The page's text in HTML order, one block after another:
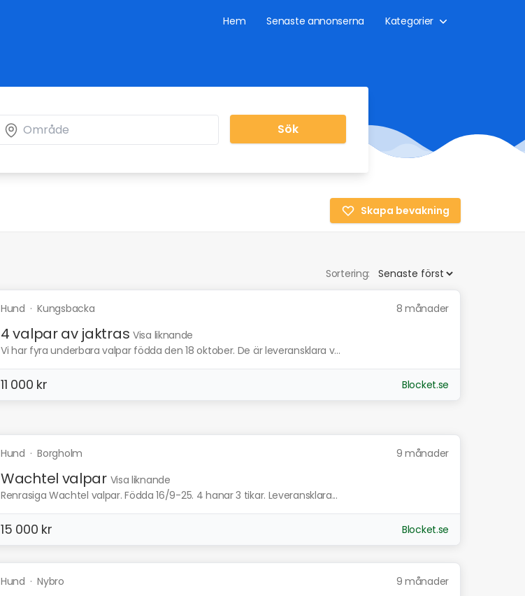
Hem Senaste annonserna Kategorier
Sök
Skapa bevakning
Sortering:
Hund ·Kungsbacka 8 månader
4 valpar av jaktras Visa liknande
Vi har fyra underbara valpar födda den 18 oktober. De är leveransklara v...
11 000 kr Blocket.se
Hund ·Borgholm 9 månader
Wachtel valpar Visa liknande
Renrasiga Wachtel valpar. Födda 16/9-25. 4 hanar 3 tikar. Leveransklara...
15 000 kr Blocket.se
Hund ·Nybro 9 månader